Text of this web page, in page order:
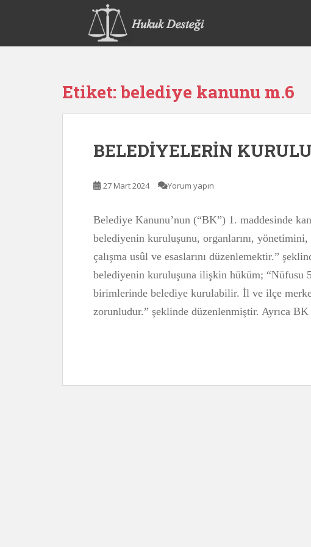
p
Etiket: belediye kanunu m.6
BELEDİYELERİN
27 Mart 2024 Yorum yapın
Belediye Kanunu’nun (“BK”) 1. maddesinde
belediyenin kuruluşunu, organlarını,
çalışma usûl ve esaslarını düzenlemektir.”
belediyenin kuruluşuna ilişkin hüküm; “Nüfusu
birimlerinde belediye kurulabilir. İl ve ilçe
zorunludur.” şeklinde düzenlenmiştir. Ayrıca